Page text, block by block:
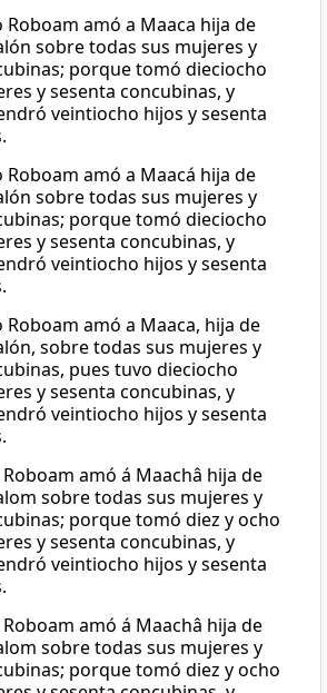
Roboam amó a Maaca hija de
sobre todas sus mujeres y
porque tomó dieciocho
y sesenta concubinas, y
veintiocho hijos y sesenta
Roboam amó a Maacá hija de
sobre todas sus mujeres y
porque tomó dieciocho
y sesenta concubinas, y
veintiocho hijos y sesenta
Roboam amó a Maaca, hija de
sobre todas sus mujeres y
pues tuvo dieciocho
y sesenta concubinas, y
veintiocho hijos y sesenta
amó á Maachâ hija de
sobre todas sus mujeres y
porque tomó diez y ocho
y sesenta concubinas, y
veintiocho hijos y sesenta
amó á Maachâ hija de
sobre todas sus mujeres y
porque tomó diez y ocho